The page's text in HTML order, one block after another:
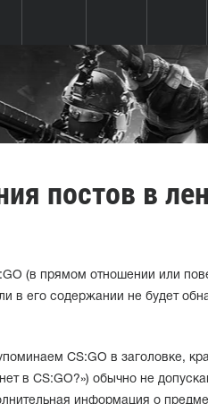
постов в
(в прямом отношении или
в его содержании не будет
CS:GO в заголовке,
в CS:GO?») обычно не
информация о